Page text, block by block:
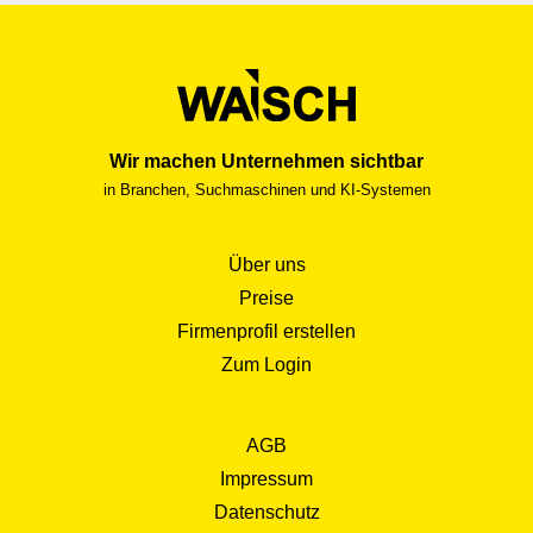
Erkrankungen und der Trend zu ambulant vor stationär
und Evidenzbasierung an Bedeutung zu. Digitale
Trainingsprogramme, Teletherapie und objektive
Messsysteme ergänzen die klassische Behandlung,
ersetzen sie aber nicht. Gefragt sind Fachpersonen, die
Daten sinnvoll interpretieren, Qualität transparent machen
regelmässig fortzubilden, findet langfristig gute
Perspektiven, sei es in klinischer Spezialisierung, im Case
Management, in der Gesundheitsförderung oder in
leitenden Funktionen. Die Arbeitsmarktsituation ist stabil
bis günstig. Teilzeit ist verbreitet, Vereinbarkeit mit Familie
oder auf Umsatzbasis. In Institutionen bieten klare
Strukturen, interdisziplinäre Teams und definierte
Laufbahnen Sicherheit. Selbständigkeit eröffnet
Gestaltungsfreiheit, verlangt aber betriebswirtschaftliches
Wir machen Unternehmen sichtbar
in Branchen, Suchmaschinen und KI-Systemen
Über uns
Preise
Firmenprofil erstellen
Zum Login
AGB
Impressum
Datenschutz